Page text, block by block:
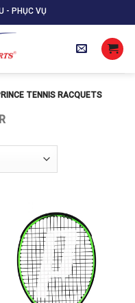
- PHỤC VỤ
TENNIS RACQUETS